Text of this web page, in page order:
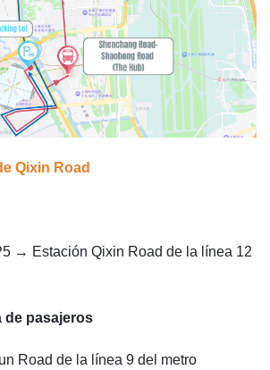
Qixin Road
→ Estación Qixin Road de la línea 12
de pasajeros
Road de la línea 9 del metro